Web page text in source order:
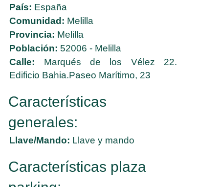
País: España
Comunidad: Melilla
Provincia: Melilla
Población: 52006 - Melilla
Calle: Marqués de los Vélez 22.
Edificio Bahia.Paseo Marítimo, 23
Características
generales:
Llave/Mando: Llave y mando
Características plaza